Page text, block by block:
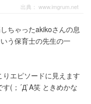
出典： www.imgrum.net
ちゃったakikoさんの息
う保育士の先生の一
エピソードに見えます
(；´Д`A笑 ときめかな